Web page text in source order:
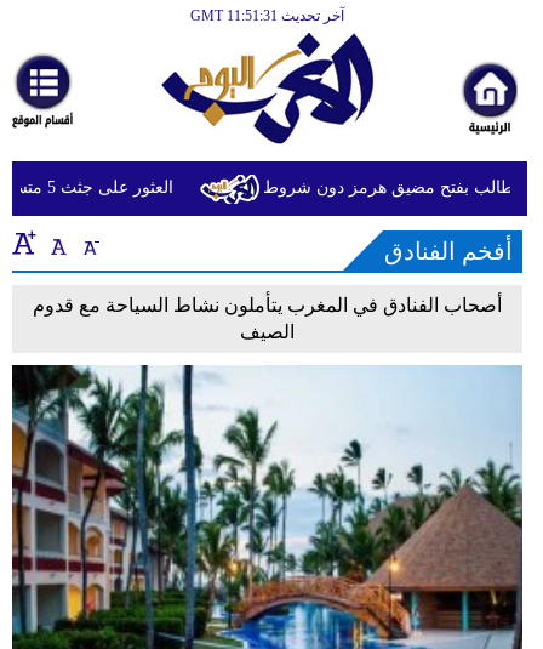
آخر تحديث GMT 11:51:31
أخبارعاجلة
رياضة
ثقافة
إقتصاد
أزياء
صحة
وتغذية
سياحة
وسفر
ديكور
العثور على جثث 5 متسلقين فُقدوا العام الماضي في النيبال وتطالب بفتح مضيق هرمز دون شروط
أفخم الفنادق
أصحاب الفنادق في المغرب يتأملون نشاط السياحة مع قدوم
الصيف